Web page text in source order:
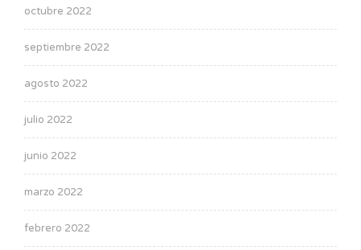
octubre 2022
septiembre 2022
agosto 2022
julio 2022
junio 2022
marzo 2022
febrero 2022